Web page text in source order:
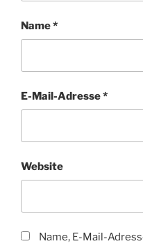
Name*
E-Mail-Adresse*
Website
Name, E-Mail-